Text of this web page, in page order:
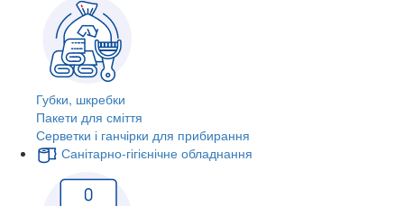
Губки, шкребки
Пакети для сміття
Серветки і ганчірки для прибирання
Санітарно-гігієнічне обладнання